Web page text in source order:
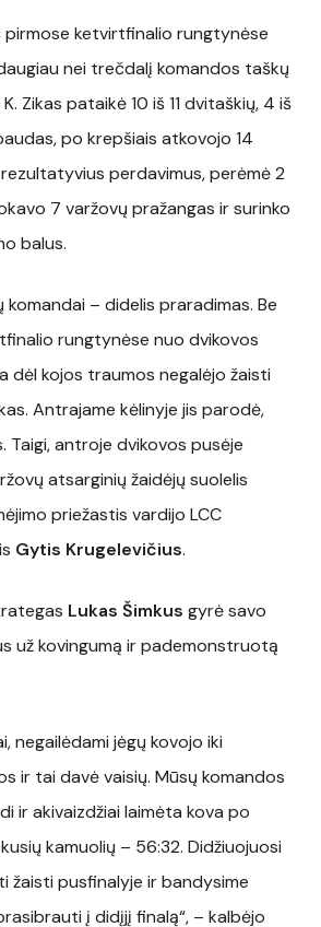
pirmose ketvirtfinalio rungtynėse
nei trečdalį komandos taškų
Zikas pataikė 10 iš 11 dvitaškių, 4 iš
po krepšiais atkovojo 14
perdavimus, perėmė 2
7 varžovų pražangas ir surinko
balus.
komandai – didelis praradimas. Be
rungtynėse nuo dvikovos
dėl kojos traumos negalėjo žaisti
Antrajame kėlinyje jis parodė,
Taigi, antroje dvikovos pusėje
atsarginių žaidėjų suolelis
priežastis vardijo LCC
Gytis Krugelevičius.
Lukas Šimkus gyrė savo
už kovingumą ir pademonstruotą
negailėdami jėgų kovojo iki
ir tai davė vaisių. Mūsų komandos
ir akivaizdžiai laimėta kova po
kamuolių – 56:32. Didžiuojuosi
žaisti pusfinalyje ir bandysime
į didįjį finalą“, – kalbėjo